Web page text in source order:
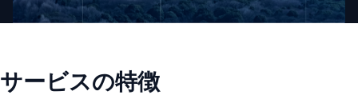
サービスの特徴